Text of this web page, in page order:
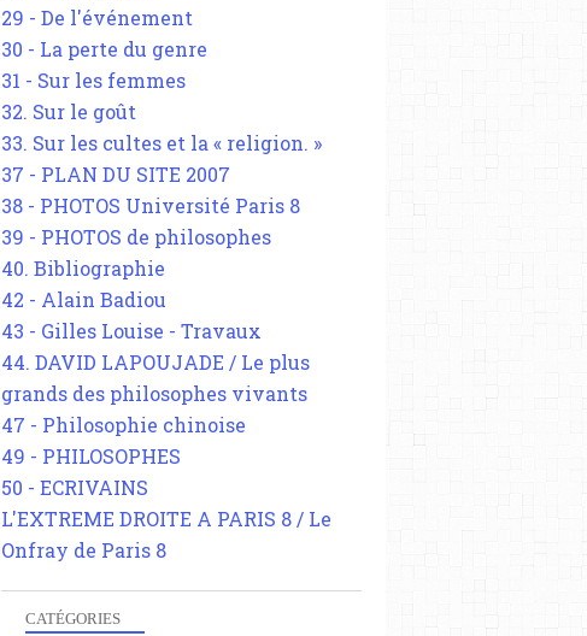
29 - De l'événement
30 - La perte du genre
31 - Sur les femmes
32. Sur le goût
33. Sur les cultes et la « religion. »
37 - PLAN DU SITE 2007
38 - PHOTOS Université Paris 8
39 - PHOTOS de philosophes
40. Bibliographie
42 - Alain Badiou
43 - Gilles Louise - Travaux
44. DAVID LAPOUJADE / Le plus
grands des philosophes vivants
47 - Philosophie chinoise
49 - PHILOSOPHES
50 - ECRIVAINS
L'EXTREME DROITE A PARIS 8 / Le
Onfray de Paris 8
CATÉGORIES